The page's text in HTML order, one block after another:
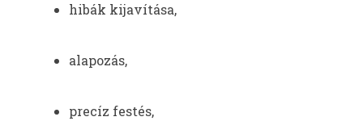
hibák kijavítása,
alapozás,
precíz festés,